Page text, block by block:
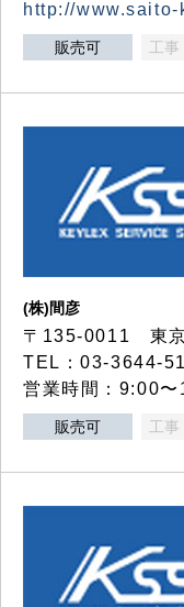
http://
販売可 工事
(株)間彦
〒135-0011 東
TEL：03-3644-
営業時間：9:00
販売可 工事